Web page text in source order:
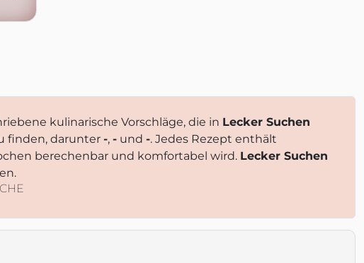
kulinarische Vorschläge, die in Lecker Suchen
finden, darunter -, - und -. Jedes Rezept enthält
berechenbar und komfortabel wird. Lecker Suchen